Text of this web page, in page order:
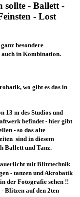
sollte - Ballett -
- Lost
besondere
in Kombination.
wo gibt es das in
13 m des Studios und
befindet - hier gibt
- so das alte
sind in diesem
Ballett und Tanz.
mit Blitztechnik
- tanzen und Akrobatik
der Fotografie sehen !!
Blitzen auf den 2ten